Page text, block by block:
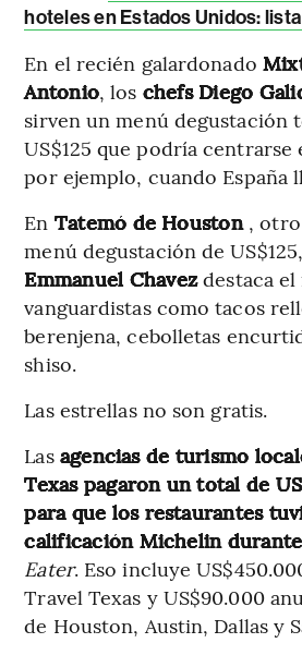
hoteles en Estados Unidos:
En el recién galardonado
Antonio, los chefs Diego
sirven un menú degustación
US$125 que podría centrarse
por ejemplo, cuando España
En Tatemó de Houston ,
menú degustación de
Emmanuel Chavezdestaca
vanguardistas como tacos
berenjena, cebolletas
shiso.
Las estrellas no son gratis.
Las agencias de turismo
Texas pagaron un total de
para que los restaurantes
calificación Michelin
Eater. Eso incluye
Travel Texas y US$90.000
de Houston, Austin, Dallas y